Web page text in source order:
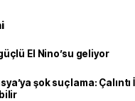
El Nino’su geliyor
şok suçlama: Çalıntı